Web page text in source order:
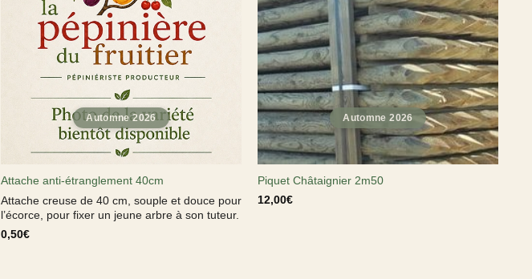
Attache anti-étranglement 40cm
Attache creuse de 40 cm, souple et douce pour
l’écorce, pour fixer un jeune arbre à son tuteur.
0,50€
Piquet Châtaignier 2m50
12,00€